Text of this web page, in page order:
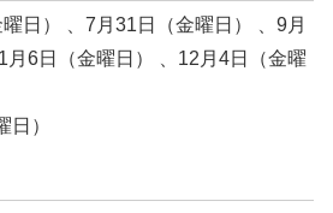
日） 、7月31日（金曜日） 、9月
月6日（金曜日） 、12月4日（金曜
）